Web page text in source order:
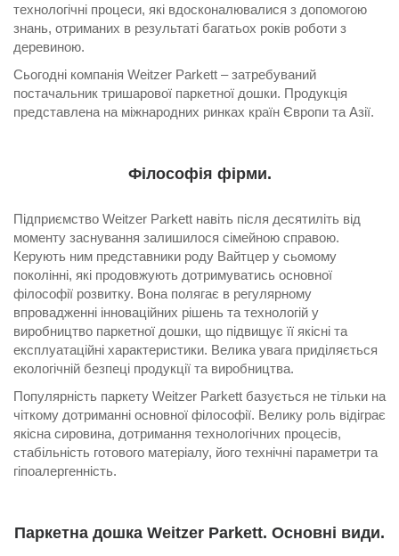
технологічні процеси, які вдосконалювалися з допомогою
знань, отриманих в результаті багатьох років роботи з
деревиною.
Сьогодні компанія Weitzer Parkett – затребуваний
постачальник тришарової паркетної дошки. Продукція
представлена ​​на міжнародних ринках країн Європи та Азії.
Філософія фірми.
Підприємство Weitzer Parkett навіть після десятиліть від
моменту заснування залишилося сімейною справою.
Керують ним представники роду Вайтцер у сьомому
поколінні, які продовжують дотримуватись основної
філософії розвитку. Вона полягає в регулярному
впровадженні інноваційних рішень та технологій у
виробництво паркетної дошки, що підвищує її якісні та
експлуатаційні характеристики. Велика увага приділяється
екологічній безпеці продукції та виробництва.
Популярність паркету Weitzer Parkett базується не тільки на
чіткому дотриманні основної філософії. Велику роль відіграє
якісна сировина, дотримання технологічних процесів,
стабільність готового матеріалу, його технічні параметри та
гіпоалергенність.
Паркетна дошка Weitzer Parkett. Основні види.